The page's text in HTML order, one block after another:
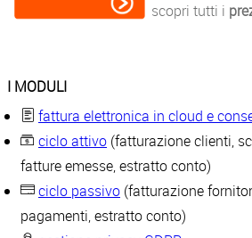
scopri tutti i
I MODULI
fattura elettronica in cloud e
ciclo attivo (fatturazione clienti,
fatture emesse, estratto conto)
ciclo passivo (fatturazione
pagamenti, estratto conto)